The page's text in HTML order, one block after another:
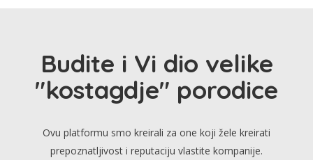
Budite i Vi dio velike
"kostagdje" porodice
Ovu platformu smo kreirali za one koji žele kreirati
prepoznatljivost i reputaciju vlastite kompanije.